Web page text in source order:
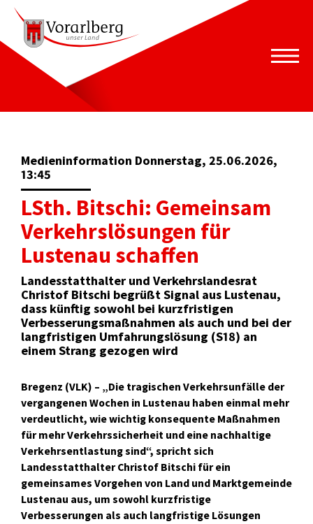
Medieninformation Donnerstag, 25.06.2026,
13:45
LSth. Bitschi: Gemeinsam
Verkehrslösungen für
Lustenau schaffen
Landesstatthalter und Verkehrslandesrat
Christof Bitschi begrüßt Signal aus Lustenau,
dass künftig sowohl bei kurzfristigen
Verbesserungsmaßnahmen als auch und bei der
langfristigen Umfahrungslösung (S18) an
einem Strang gezogen wird
Bregenz (VLK) – „Die tragischen Verkehrsunfälle der
vergangenen Wochen in Lustenau haben einmal mehr
verdeutlicht, wie wichtig konsequente Maßnahmen
für mehr Verkehrssicherheit und eine nachhaltige
Verkehrsentlastung sind“, spricht sich
Landesstatthalter Christof Bitschi für ein
gemeinsames Vorgehen von Land und Marktgemeinde
Lustenau aus, um sowohl kurzfristige
Verbesserungen als auch langfristige Lösungen